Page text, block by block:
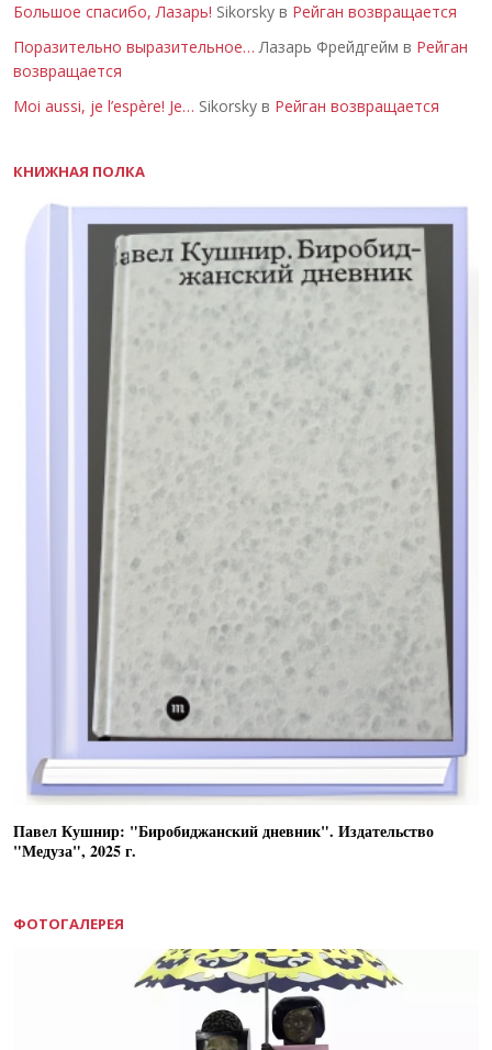
Большое спасибо, Лазарь! Sikorsky в Рейган возвращается
Поразительно выразительное… Лазарь Фрейдгейм в Рейган
возвращается
Moi aussi, je l’espère! Je… Sikorsky в Рейган возвращается
КНИЖНАЯ ПОЛКА
Павел Кушнир: "Биробиджанский дневник". Издательство
"Медуза", 2025 г.
ФОТОГАЛЕРЕЯ